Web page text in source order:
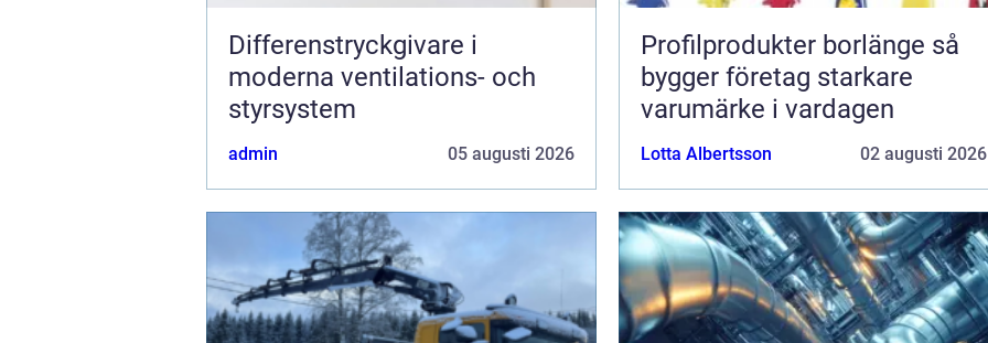
Differenstryckgivare i
moderna ventilations- och
styrsystem
admin 05 augusti 2026
Profilprodukter borlänge så
bygger företag starkare
varumärke i vardagen
Lotta Albertsson 02 augusti 2026